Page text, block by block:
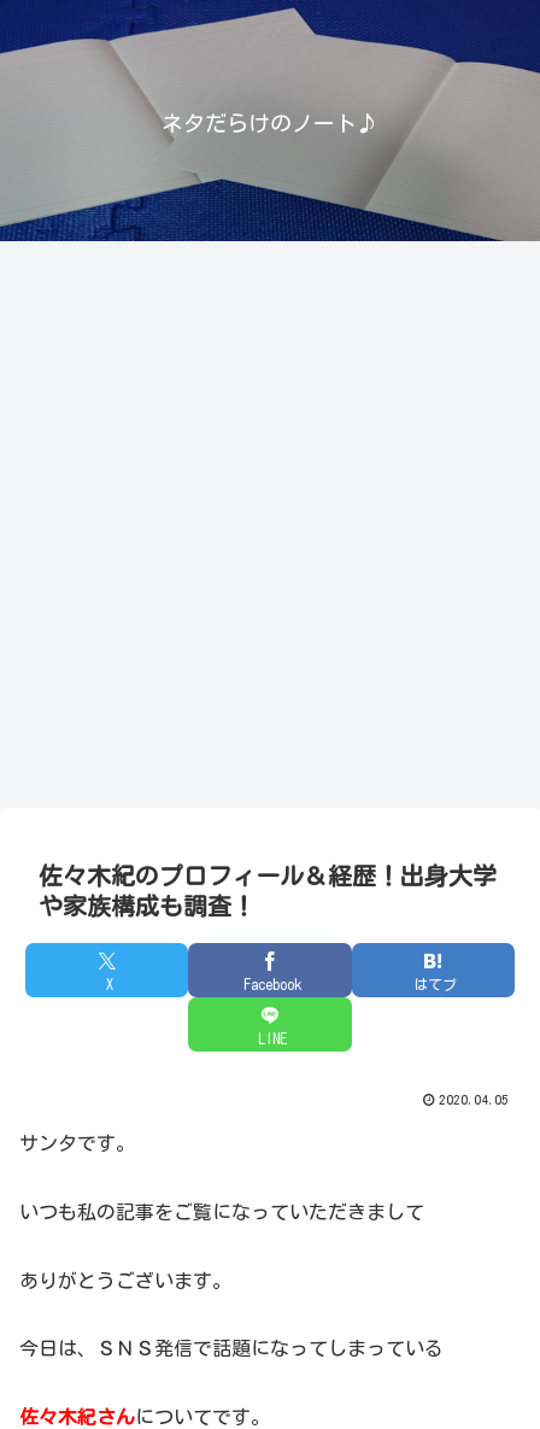
ネタだらけのノート♪
佐々木紀のプロフィール＆経歴！出身大学
や家族構成も調査！
X Facebook はてブ
LINE
2020.04.05
サンタです。
いつも私の記事をご覧になっていただきまして
ありがとうございます。
今日は、ＳＮＳ発信で話題になってしまっている
佐々木紀さんについてです。